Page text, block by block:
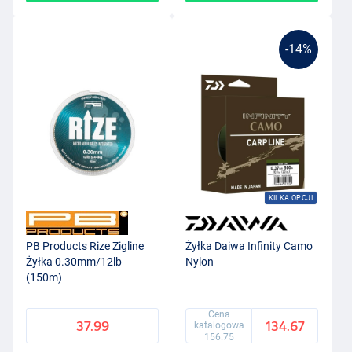
PB Products Rize Zigline
Żyłka 0.30mm/12lb
(150m)
37.99
-14%
KILKA OPCJI
Żyłka Daiwa Infinity Camo
Nylon
Cena
katalogowa
156.75
134.67